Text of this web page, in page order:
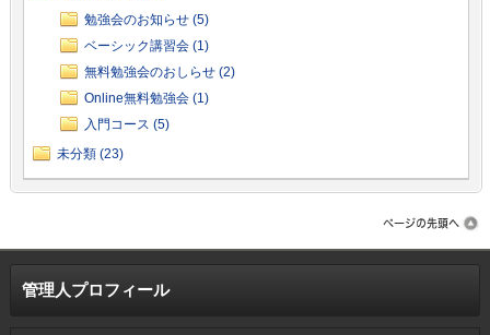
勉強会のお知らせ (5)
ベーシック講習会 (1)
無料勉強会のおしらせ (2)
Online無料勉強会 (1)
入門コース (5)
未分類 (23)
管理人プロフィール